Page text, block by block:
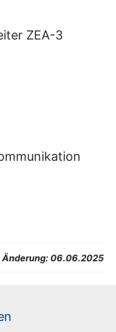
ZEA-3
Änderung:06.06.2025